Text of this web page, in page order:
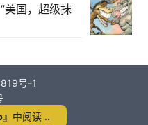
美国，超级抹
号-1
』中阅读 ..